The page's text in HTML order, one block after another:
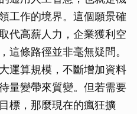
工作的境界。這個願景確
代高薪人力，企業獲利空
這條路徑並非毫無疑問。
運算規模，不斷增加資料
量變帶來質變。但若需要
標，那麼現在的瘋狂擴